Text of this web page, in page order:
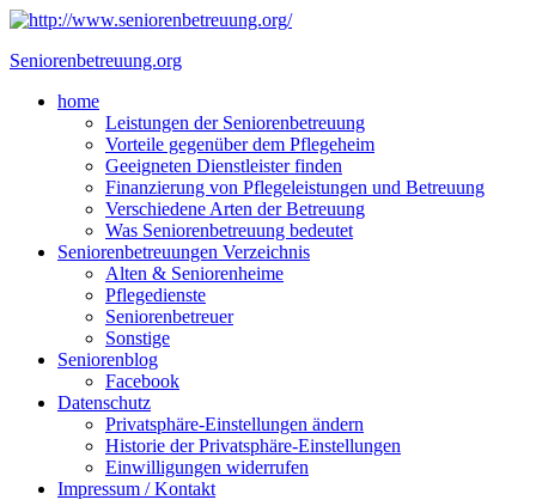
Skip
content
Seniorenbetreuung.org
Close
home
Leistungen der Seniorenbetreuung
Vorteile gegenüber dem Pflegeheim
Geeigneten Dienstleister finden
Finanzierung von Pflegeleistungen und Betreuung
Verschiedene Arten der Betreuung
Was Seniorenbetreuung bedeutet
Seniorenbetreuungen Verzeichnis
Alten & Seniorenheime
Pflegedienste
Seniorenbetreuer
Sonstige
Seniorenblog
Facebook
Datenschutz
Privatsphäre-Einstellungen ändern
Historie der Privatsphäre-Einstellungen
Einwilligungen widerrufen
Impressum / Kontakt